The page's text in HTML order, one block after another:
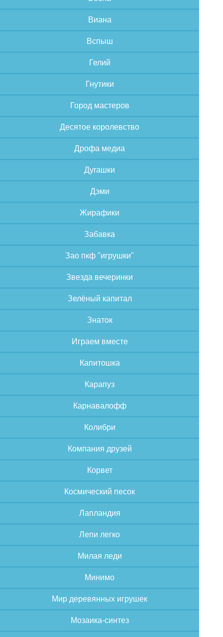
Виана
Вспыш
Гелий
Гнутики
Город мастеров
Десятое королевство
Дрофа медиа
Дуrашки
Дэми
Жирафики
Забавка
Зао пкф "игрушки"
Звезда вечеринки
Зелёный капитал
Знаток
Играем вместе
Капитошка
Карапуз
Карнавалофф
Колибри
Компания друзей
Корвет
Космический песок
Лапландия
Лепи легко
Милая леди
Минимо
Мир деревянных игрушек
Мозаика-синтез